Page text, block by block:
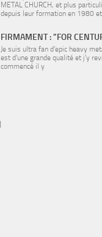
METAL CHURCH, et plus
depuis leur formation en 1980 et
FIRMAMENT : "FOR
Je suis ultra fan d’epic heavy
est d’une grande qualité et j’y
commencé il y